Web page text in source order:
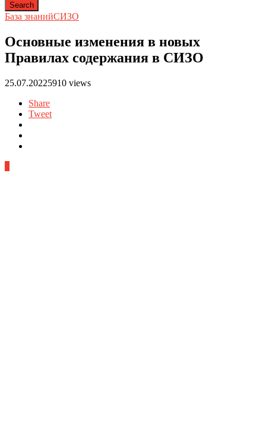
Search
База знанийСИЗО
Основные изменения в новых
Правилах содержания в СИЗО
25.07.20225910 views
Share
Tweet